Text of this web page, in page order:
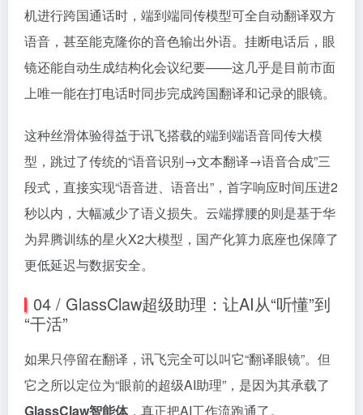
机进行跨国通话时，端到端同传模型可全自动翻译双方
语音，甚至能克隆你的音色输出外语。挂断电话后，眼
镜还能自动生成结构化会议纪要——这几乎是目前市面
上唯一能在打电话时同步完成跨国翻译和记录的眼镜。
这种丝滑体验得益于讯飞搭载的端到端语音同传大模
型，跳过了传统的“语音识别→文本翻译→语音合成”三
段式，直接实现“语音进、语音出”，首字响应时间压进2
秒以内，大幅减少了语义损失。云端撑腰的则是基于华
为昇腾训练的星火X2大模型，国产化算力底座也保障了
更低延迟与数据安全。
04 / GlassClaw超级助理：让AI从“听懂”到
“干活”
如果只停留在翻译，讯飞完全可以叫它“翻译眼镜”。但
它之所以定位为“眼前的超级AI助理”，是因为其承载了
GlassClaw智能体，真正把AI工作流跑通了。